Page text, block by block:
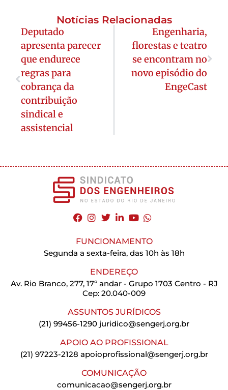
Notícias Relacionadas
Deputado
apresenta parecer
que endurece
regras para
cobrança da
contribuição
sindical e
assistencial
Engenharia,
florestas e teatro
se encontram no
novo episódio do
EngeCast
FUNCIONAMENTO
Segunda a sexta-feira, das 10h às 18h
ENDEREÇO
Av. Rio Branco, 277, 17º andar - Grupo 1703 Centro - RJ
Cep: 20.040-009
ASSUNTOS JURÍDICOS
(21) 99456-1290 juridico@sengerj.org.br
APOIO AO PROFISSIONAL
(21) 97223-2128 apoioprofissional@sengerj.org.br
COMUNICAÇÃO
comunicacao@sengerj.org.br